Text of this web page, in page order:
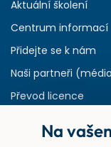
Aktuální školení
Centrum informací
Přidejte se k nám
Naši partneři
Převod licence
RejstříkNa